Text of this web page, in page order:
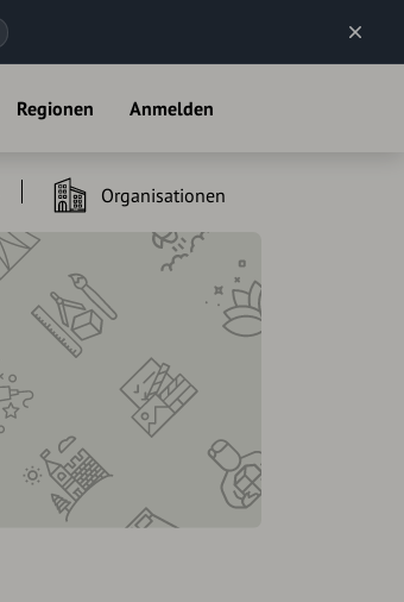
Regionen Anmelden
Organisationen